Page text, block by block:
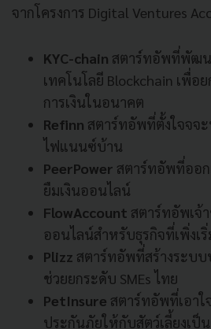
จากโครงการ Digital Ventures
KYC-chain สตาร์ทอัพที่พัฒ
เทคโนโลยี Blockchain เพื่อ
การเงินในอนาคต
Refinn สตาร์ทอัพที่ตั้งใจจจ
ไฟแนนซ์บ้าน
PeerPower สตาร์ทอัพที่ออ
ยืมเงินออนไลน์
FlowAccount สตาร์ทอัพเจ้
ออนไลน์สำหรับธุรกิจที่เพิ่งเ
Plizz สตาร์ทอัพที่สร้างระบ
ช่วยยกระดับ SMEs ไทย
PetInsure สตาร์ทอัพที่เอาใ
ประกันภัยให้กับสัตว์เลี้ยงเป็